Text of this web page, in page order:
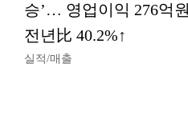
승’… 영업이익 276억원
전년比 40.2%↑
실적/매출